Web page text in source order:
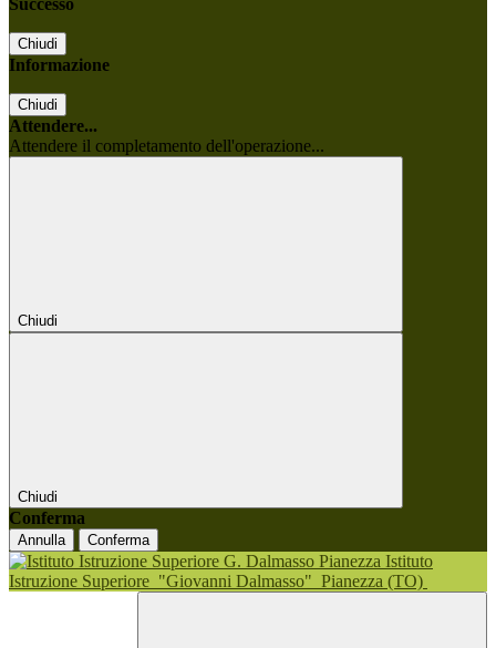
Successo
Chiudi
Informazione
Chiudi
Attendere...
Attendere il completamento dell'operazione...
Chiudi
Chiudi
Conferma
Annulla Conferma
Istituto
Istruzione Superiore "Giovanni Dalmasso" Pianezza (TO)